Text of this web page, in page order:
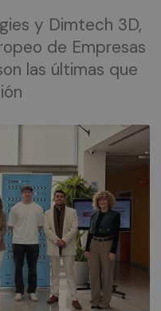
y Dimtech 3D,
de Empresas
las últimas que